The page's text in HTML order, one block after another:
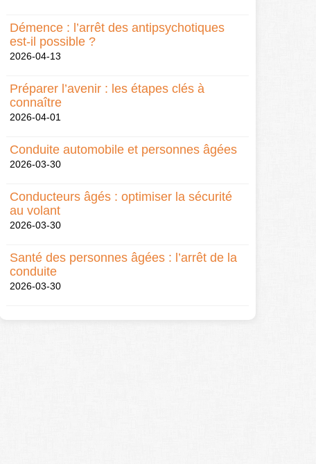
Démence : l’arrêt des antipsychotiques
est-il possible ?
2026-04-13
Préparer l’avenir : les étapes clés à
connaître
2026-04-01
Conduite automobile et personnes âgées
2026-03-30
Conducteurs âgés : optimiser la sécurité
au volant
2026-03-30
Santé des personnes âgées : l’arrêt de la
conduite
2026-03-30